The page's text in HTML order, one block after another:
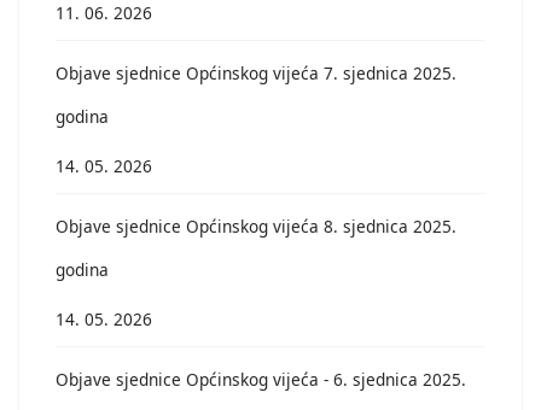
11. 06. 2026
Objave sjednice Općinskog vijeća 7. sjednica 2025.
godina
14. 05. 2026
Objave sjednice Općinskog vijeća 8. sjednica 2025.
godina
14. 05. 2026
Objave sjednice Općinskog vijeća - 6. sjednica 2025.